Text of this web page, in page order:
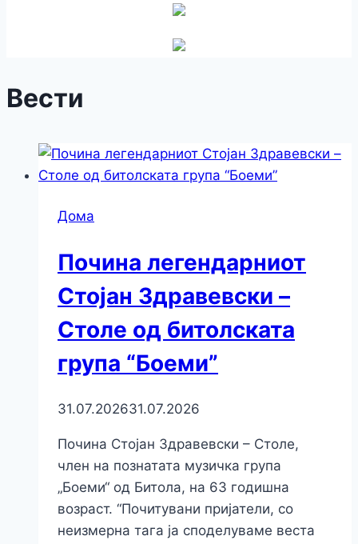
Вести
Дома
Почина легендарниот
Стојан Здравевски –
Столе од битолската
група “Боеми”
31.07.202631.07.2026
Почина Стојан Здравевски – Столе,
член на познатата музичка група
„Боеми“ од Битола, на 63 годишна
возраст. “Почитувани пријатели, со
неизмерна тага ја споделуваме веста